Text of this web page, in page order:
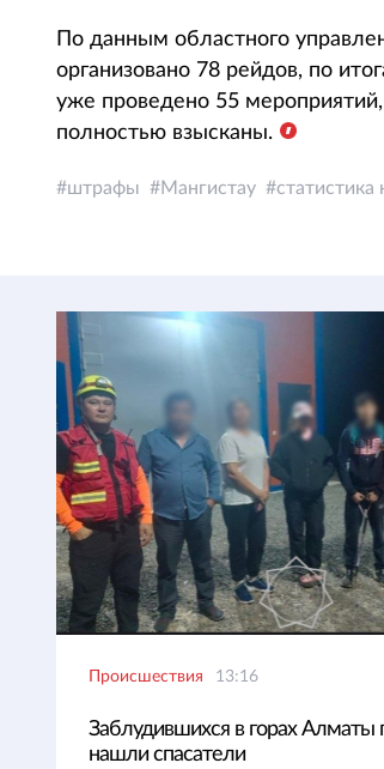
По данным областного
организовано 78 рейдов, по
уже проведено 55
полностью взысканы.
штрафы Мангистау статистика
Происшествия 13:16
Заблудившихся в горах Алматы
нашли спасатели